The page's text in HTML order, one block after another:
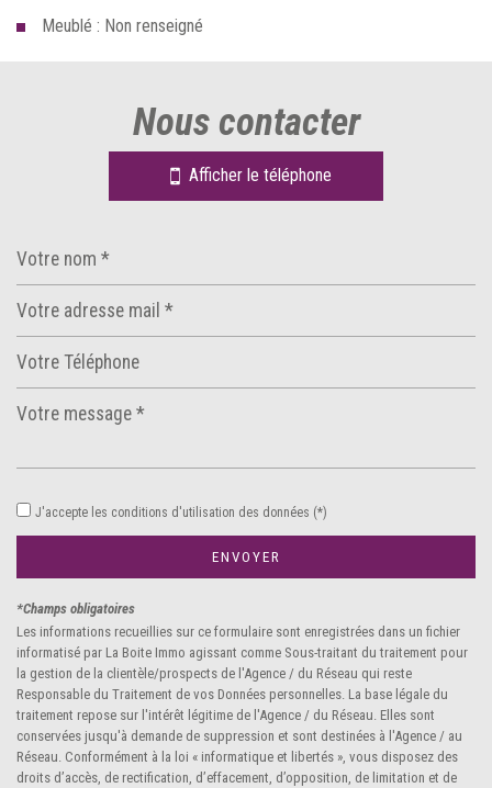
Meublé : Non renseigné
Bar
Collège
École primaire
Enseignement supérieur
Lycée
Bureau de poste
Mairie
nous contacter
Afficher le téléphone
J'accepte les conditions d'utilisation des données (*)
ENVOYER
*Champs obligatoires
Les informations recueillies sur ce formulaire sont enregistrées dans un fichier
informatisé par La Boite Immo agissant comme Sous-traitant du traitement pour
la gestion de la clientèle/prospects de l'Agence / du Réseau qui reste
Responsable du Traitement de vos Données personnelles. La base légale du
traitement repose sur l'intérêt légitime de l'Agence / du Réseau. Elles sont
conservées jusqu'à demande de suppression et sont destinées à l'Agence / au
Réseau. Conformément à la loi « informatique et libertés », vous disposez des
droits d’accès, de rectification, d’effacement, d’opposition, de limitation et de